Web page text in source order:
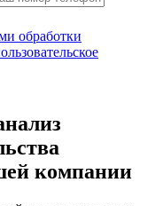
обработки
компании